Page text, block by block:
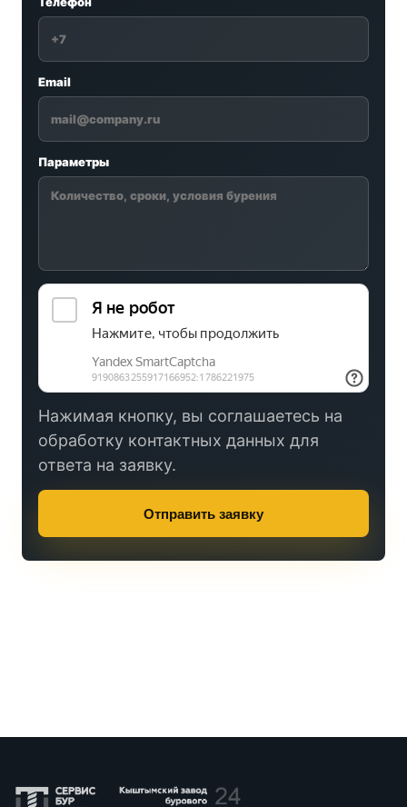
Email
Параметры
Нажимая кнопку, вы соглашаетесь на
обработку контактных данных для
ответа на заявку.
Отправить заявку